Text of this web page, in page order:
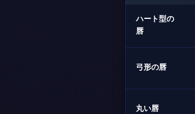
ハート型の
唇
弓形の唇
丸い唇